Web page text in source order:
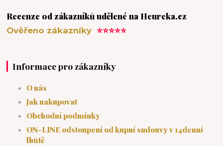
Recenze od zákazníků udělené na Heureka.cz
Ověřeno zákazníky⭐⭐⭐⭐⭐
Informace pro zákazníky
O nás
Jak nakupovat
Obchodní podmínky
ON-LINE odstoupení od kupní smlouvy v 14denní
lhůtě